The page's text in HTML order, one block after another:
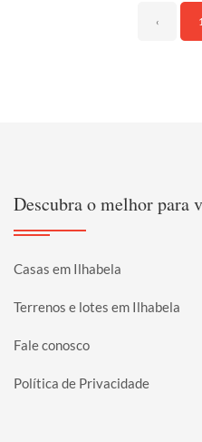
‹ 1
Descubra o melhor para
Casas em Ilhabela
Terrenos e lotes em Ilhabela
Fale conosco
Política de Privacidade